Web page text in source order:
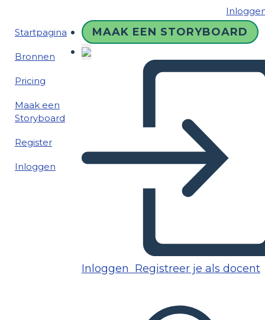
Startpagina
Bronnen
Pricing
Maak een
Storyboard
Register
Inloggen
MAAK EEN STORYBOARD
Inloggen Registreer je als docent